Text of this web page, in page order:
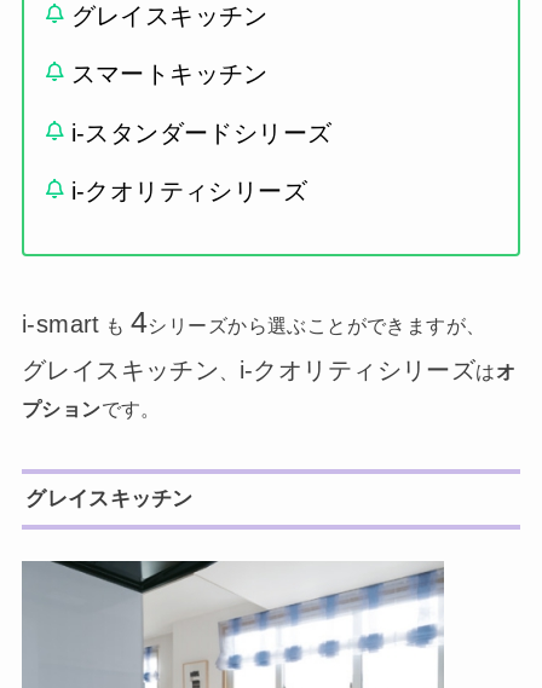
グレイスキッチン
スマートキッチン
i-スタンダードシリーズ
i-クオリティシリーズ
i-smart も4シリーズから選ぶことができますが、
グレイスキッチン i-クオリティシリーズはオ
プションです。
グレイスキッチン